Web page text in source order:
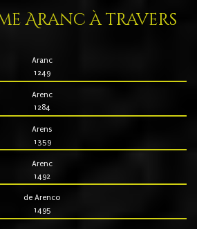
Aranc à travers
Aranc
1249
Arenc
1284
Arens
1359
Arenc
1492
de Arenco
1495